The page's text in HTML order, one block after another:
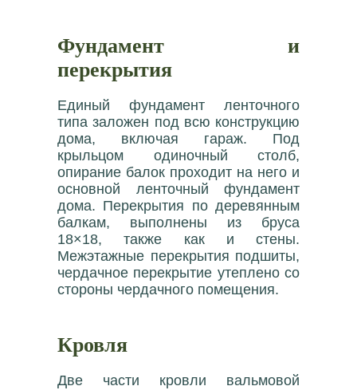
Фундамент и
перекрытия
Единый фундамент ленточного
типа заложен под всю конструкцию
дома, включая гараж. Под
крыльцом одиночный столб,
опирание балок проходит на него и
основной ленточный фундамент
дома. Перекрытия по деревянным
балкам, выполнены из бруса
18×18, также как и стены.
Межэтажные перекрытия подшиты,
чердачное перекрытие утеплено со
стороны чердачного помещения.
Кровля
Две части кровли вальмовой